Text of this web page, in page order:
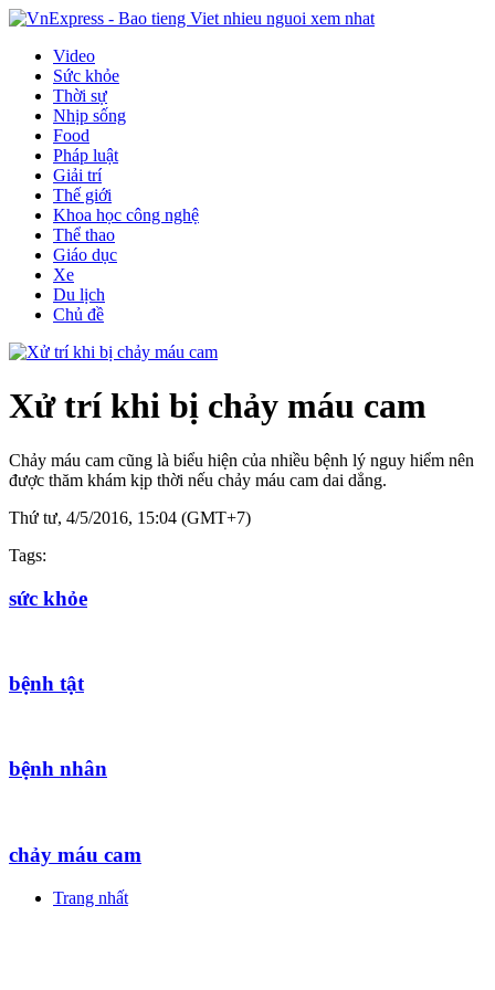
Video
Sức khỏe
Thời sự
Nhịp sống
Food
Pháp luật
Giải trí
Thế giới
Khoa học công nghệ
Thể thao
Giáo dục
Xe
Du lịch
Chủ đề
Xử trí khi bị chảy máu cam
Chảy máu cam cũng là biểu hiện của nhiều bệnh lý nguy hiểm nên
được thăm khám kịp thời nếu chảy máu cam dai dẳng.
Thứ tư, 4/5/2016, 15:04 (GMT+7)
Tags:
sức khỏe
bệnh tật
bệnh nhân
chảy máu cam
Trang nhất